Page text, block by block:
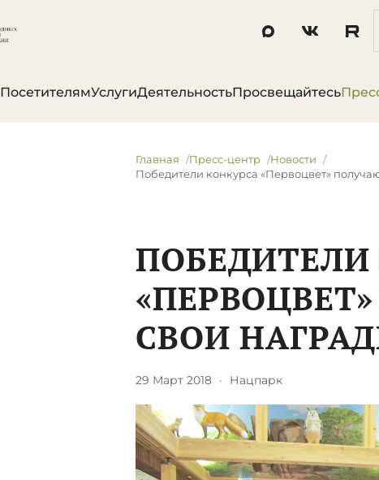
ПосетителямУслугиДеятельностьПросвещайтесь
Главная Пресс-центр
Новости
Победители конкурса «Первоцвет»
СВОИ
29 Март 2018 · Нацпарк